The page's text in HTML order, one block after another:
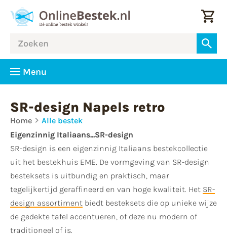
Menu
SR-design Napels retro
Home
Alle bestek
Eigenzinnig Italiaans...SR-design
SR-design is een eigenzinnig Italiaans bestekcollectie
uit het bestekhuis EME. De vormgeving van SR-design
besteksets is uitbundig en praktisch, maar
tegelijkertijd geraffineerd en van hoge kwaliteit. Het SR-
design assortiment biedt besteksets die op unieke wijze
de gedekte tafel accentueren, of deze nu modern of
traditioneel of is.